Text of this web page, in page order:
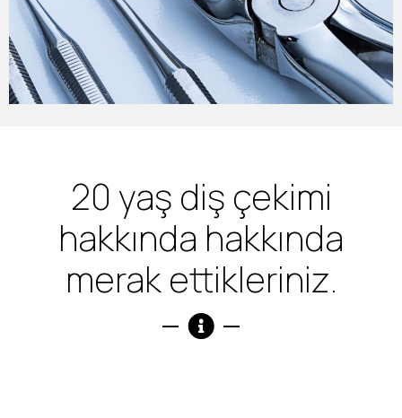
20 yaş diş çekimi
hakkında hakkında
merak ettikleriniz.